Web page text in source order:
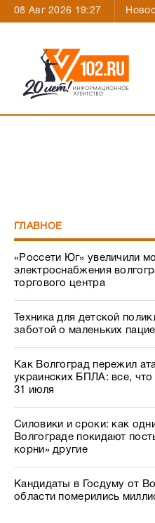
08 Авг 2026 19:27
ГЛАВНОЕ
«Россети Юг» увеличили
электроснабжения
торгового центра
Техника для детской
заботой о маленьких
Как Волгоград пережил
украинских БПЛА: все, что
31 июля
Силовики и сроки: как
Волгограде покидают
корни» другие
Кандидаты в Госдуму от
области померились